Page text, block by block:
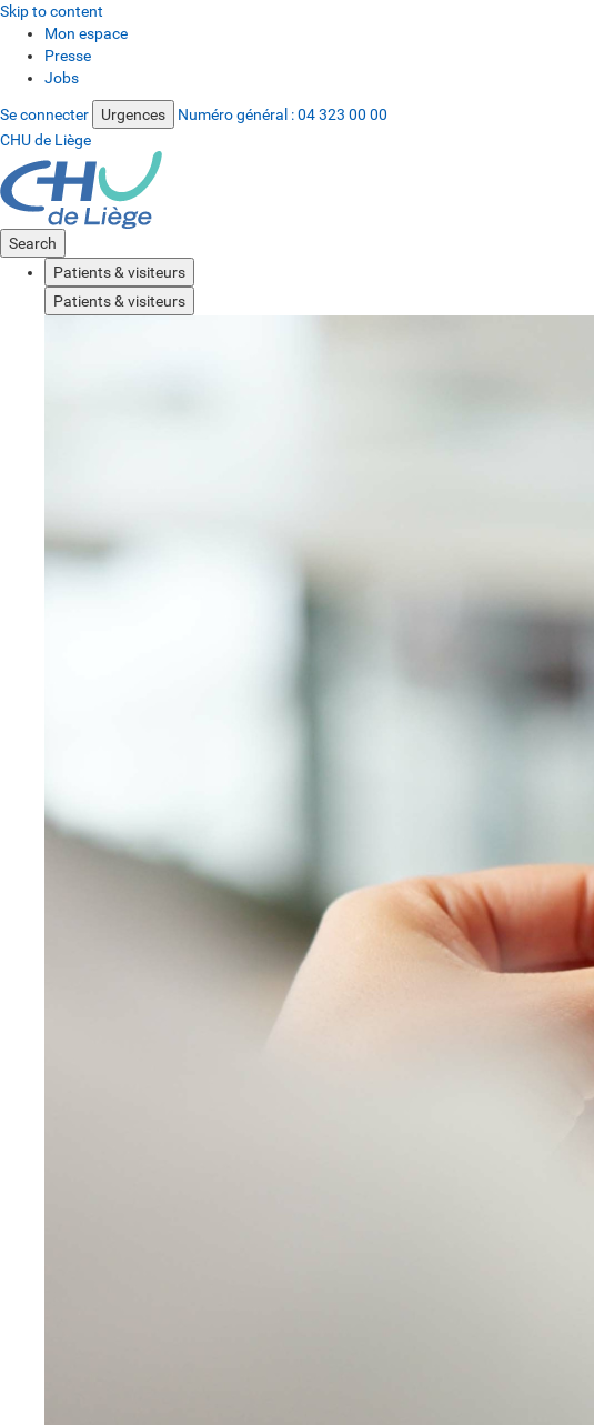
Skip to content
Mon espace
Presse
Jobs
Se connecter Urgences Numéro général :04 323 00 00
CHU de Liège
Search
Patients & visiteurs
Patients & visiteurs